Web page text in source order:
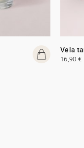
Vela
16,90 €